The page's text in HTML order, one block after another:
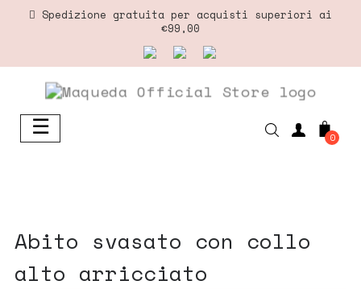
Spedizione gratuita per acquisti superiori ai
€99,00
navigazione
Toggle
☰ 0
abito svasato con collo
alto arricciato